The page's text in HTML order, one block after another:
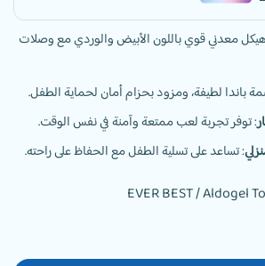
معدني قوي باللون الأبيض والوردي مع وصلات
باندا لطيفة، ومزود بحزام أمان لحماية الطفل.
: توفر تجربة لعب ممتعة وآمنة في نفس الوقت.
: تساعد على تسلية الطفل مع الحفاظ على راحته.